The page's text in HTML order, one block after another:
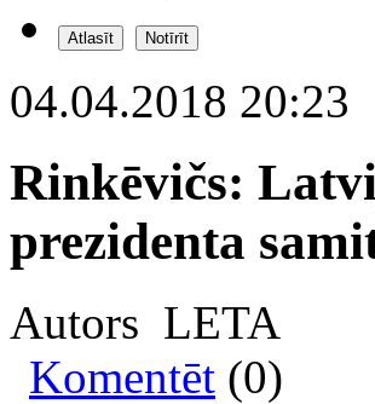
04.04.2018 20:23
Rinkēvičs:
prezidenta
Autors LETA
Komentēt (0)